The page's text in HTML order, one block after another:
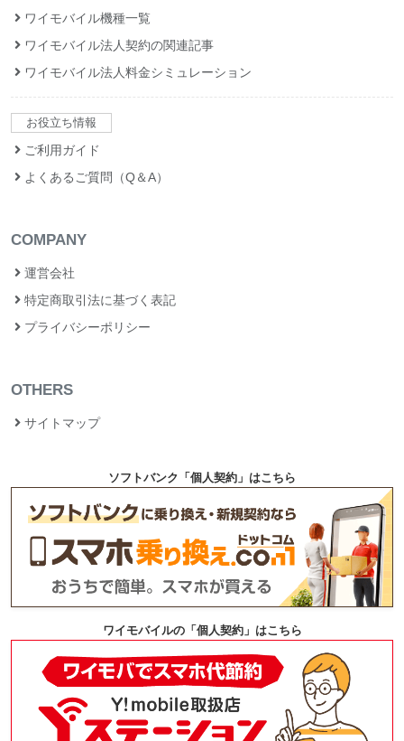
ワイモバイル機種一覧
ワイモバイル法人契約の関連記事
ワイモバイル法人料金シミュレーション
お役立ち情報
ご利用ガイド
よくあるご質問（Q＆A）
COMPANY
運営会社
特定商取引法に基づく表記
プライバシーポリシー
OTHERS
サイトマップ
ソフトバンク「個人契約」はこちら
ワイモバイルの「個人契約」はこちら